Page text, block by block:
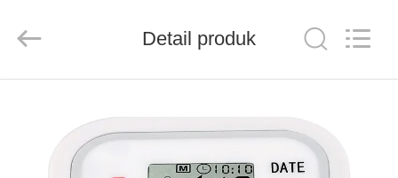
PRODUK
Ltd..
Detail produk